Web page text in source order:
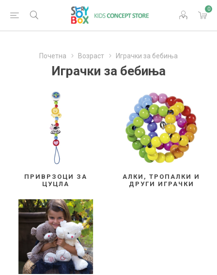
0
Почетна Возраст Играчки за бебиња
Играчки за бебиња
ПРИВРЗОЦИ ЗА
ЦУЦЛА
АЛКИ, ТРОПАЛКИ И
ДРУГИ ИГРАЧКИ